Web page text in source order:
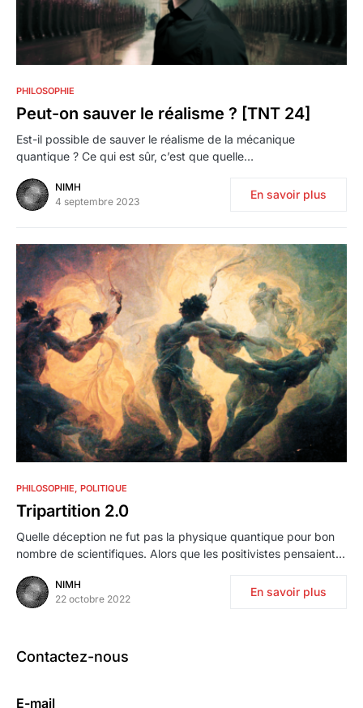
PHILOSOPHIE
Peut-on sauver le réalisme ? [TNT 24]
Est-il possible de sauver le réalisme de la mécanique
quantique ? Ce qui est sûr, c’est que quelle…
NIMH
4 septembre 2023
En savoir plus
PHILOSOPHIE POLITIQUE
Tripartition 2.0
Quelle déception ne fut pas la physique quantique pour bon
nombre de scientifiques. Alors que les positivistes pensaient…
NIMH
22 octobre 2022
En savoir plus
Contactez-nous
E-mail